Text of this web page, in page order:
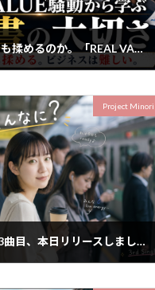
ホリエモンたちでも揉めるのか。「REAL VALUE騒動」を見て改めて思った契約書の大切さ
Project Minori
Minnori Project 3曲目、本日リリースしました。